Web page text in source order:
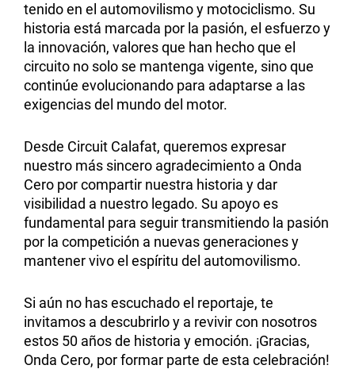
tenido en el automovilismo y motociclismo. Su
historia está marcada por la pasión, el esfuerzo y
la innovación, valores que han hecho que el
circuito no solo se mantenga vigente, sino que
continúe evolucionando para adaptarse a las
exigencias del mundo del motor.
Desde Circuit Calafat, queremos expresar
nuestro más sincero agradecimiento a Onda
Cero por compartir nuestra historia y dar
visibilidad a nuestro legado. Su apoyo es
fundamental para seguir transmitiendo la pasión
por la competición a nuevas generaciones y
mantener vivo el espíritu del automovilismo.
Si aún no has escuchado el reportaje, te
invitamos a descubrirlo y a revivir con nosotros
estos 50 años de historia y emoción. ¡Gracias,
Onda Cero, por formar parte de esta celebración!